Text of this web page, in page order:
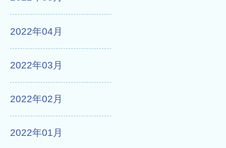
2022年04月
2022年03月
2022年02月
2022年01月